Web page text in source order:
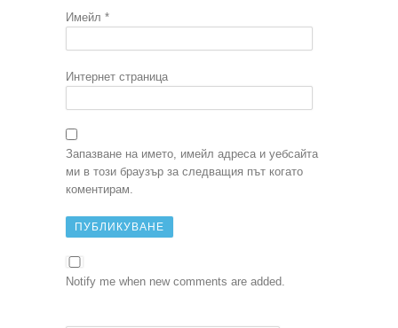
Имейл *
Интернет страница
Запазване на името, имейл адреса и уебсайта
ми в този браузър за следващия път когато
коментирам.
Notify me when new comments are added.